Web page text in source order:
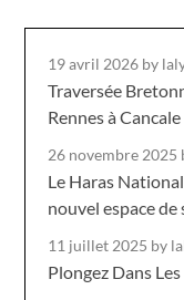
19 avril 2026 by
Traversée
Rennes à Cancale
26 novembre 2025
Le Haras
nouvel espace
11 juillet 2025 by
Plongez Dans